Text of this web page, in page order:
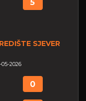
5
SJEVER
05-2026
0